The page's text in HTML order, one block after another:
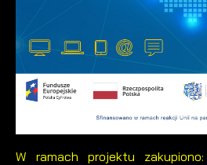
W ramach projektu zakupiono: